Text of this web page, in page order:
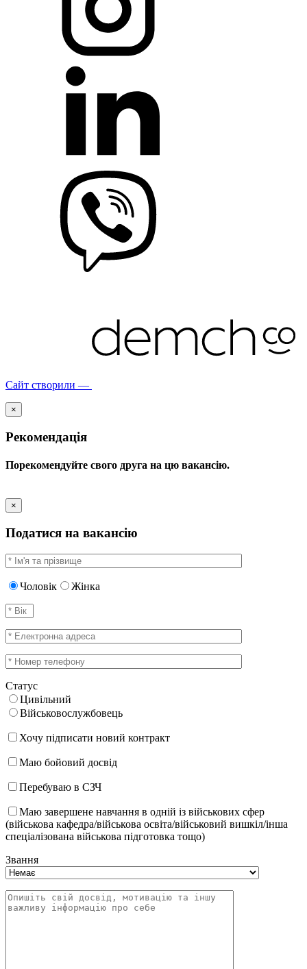
Сайт створили —
×
Рекомендація
Порекомендуйте свого друга на цю вакансію.
×
Податися на вакансію
Чоловік Жінка
Статус
Цивільний
Військовослужбовець
Хочу підписати новий контракт
Маю бойовий досвід
Перебуваю в СЗЧ
Маю завершене навчання в одній із військових сфер
(військова кафедра/військова освіта/військовий вишкіл/інша
спеціалізована військова підготовка тощо)
Звання